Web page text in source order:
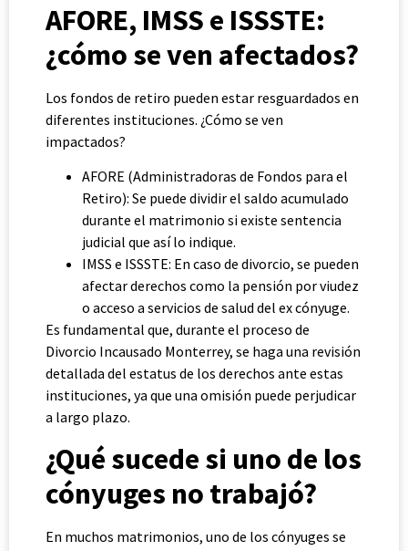
AFORE, IMSS e ISSSTE:
¿cómo se ven afectados?
Los fondos de retiro pueden estar resguardados en
diferentes instituciones. ¿Cómo se ven
impactados?
AFORE (Administradoras de Fondos para el
Retiro): Se puede dividir el saldo acumulado
durante el matrimonio si existe sentencia
judicial que así lo indique.
IMSS e ISSSTE: En caso de divorcio, se pueden
afectar derechos como la pensión por viudez
o acceso a servicios de salud del ex cónyuge.
Es fundamental que, durante el proceso de
Divorcio Incausado Monterrey, se haga una revisión
detallada del estatus de los derechos ante estas
instituciones, ya que una omisión puede perjudicar
a largo plazo.
¿Qué sucede si uno de los
cónyuges no trabajó?
En muchos matrimonios, uno de los cónyuges se